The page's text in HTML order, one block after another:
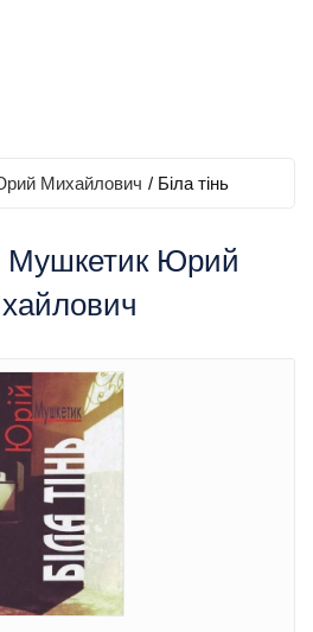
Михайлович / Бiла тiнь
Мушкетик Юрий